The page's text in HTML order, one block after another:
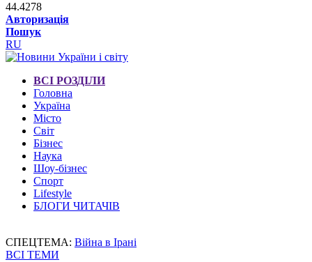
44.4278
Авторизація
Пошук
RU
ВСІ РОЗДІЛИ
Головна
Україна
Місто
Світ
Бізнес
Наука
Шоу-бізнес
Спорт
Lifestyle
БЛОГИ ЧИТАЧІВ
СПЕЦТЕМА: Війна в Ірані
ВСІ ТЕМИ